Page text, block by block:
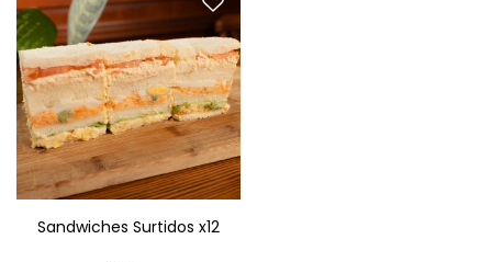
Sandwiches Surtidos x12
Pan: blanco
Sandwiches Surtidos x12